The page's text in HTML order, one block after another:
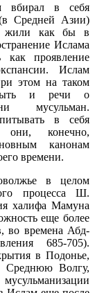
вбирал в себя
Средней Азии)
жили как бы в
Ислама
проявление
Ислам
этом на таком
быть и речи о
мусульман.
в себя
они, конечно,
канонам
времени.
в целом
процесса Ш.
халифа Мамуна
еще более
во времена Абд-
685-705).
в Подонье,
Среднюю Волгу,